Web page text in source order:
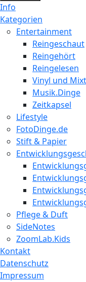
Info
Kategorien
Entertainment
Reingeschaut
Reingehört
Reingelesen
Vinyl und
Musik.Dinge
Zeitkapsel
Lifestyle
FotoDinge.de
Stift & Papier
Pflege & Duft
SideNotes
ZoomLab.Kids
Kontakt
Datenschutz
Impressum